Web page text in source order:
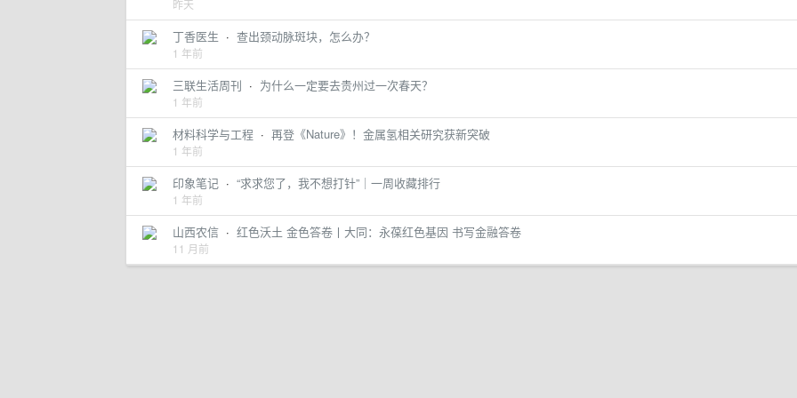
昨天
丁香医生 · 查出颈动脉斑块，怎么办？
1 年前
三联生活周刊 · 为什么一定要去贵州过一次春天？
1 年前
材料科学与工程 · 再登《Nature》！金属氢相关研究获新突破
1 年前
印象笔记 · “求求您了，我不想打针”｜一周收藏排行
1 年前
山西农信 · 红色沃土 金色答卷丨大同：永葆红色基因 书写金融答卷
11 月前